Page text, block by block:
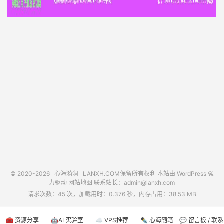
© 2020-2026 心海漪澜 LANXH.COM保留所有权利 本站由 WordPress 强
力驱动 网站地图 联系站长： admin@lanxh.com
请求次数：45 次，加载用时：0.376 秒，内存占用：38.53 MB
🧰 资源分享 🤖AI 实验室 ☁️ VPS推荐 ✒️ 心海随笔 💬 留言板 / 联系